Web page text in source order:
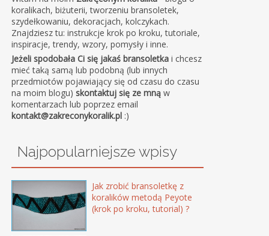
koralikach, biżuterii, tworzeniu bransoletek,
szydełkowaniu, dekoracjach, kolczykach.
Znajdziesz tu: instrukcje krok po kroku, tutoriale,
inspiracje, trendy, wzory, pomysły i inne.
Jeżeli spodobała Ci się jakaś bransoletka i chcesz
mieć taką samą lub podobną (lub innych
przedmiotów pojawiający się od czasu do czasu
na moim blogu)skontaktuj się ze mną w
komentarzach lub poprzez email
kontakt@zakreconykoralik.pl :)
Najpopularniejsze wpisy
Jak zrobić bransoletkę z
koralików metodą Peyote
(krok po kroku, tutorial) ?